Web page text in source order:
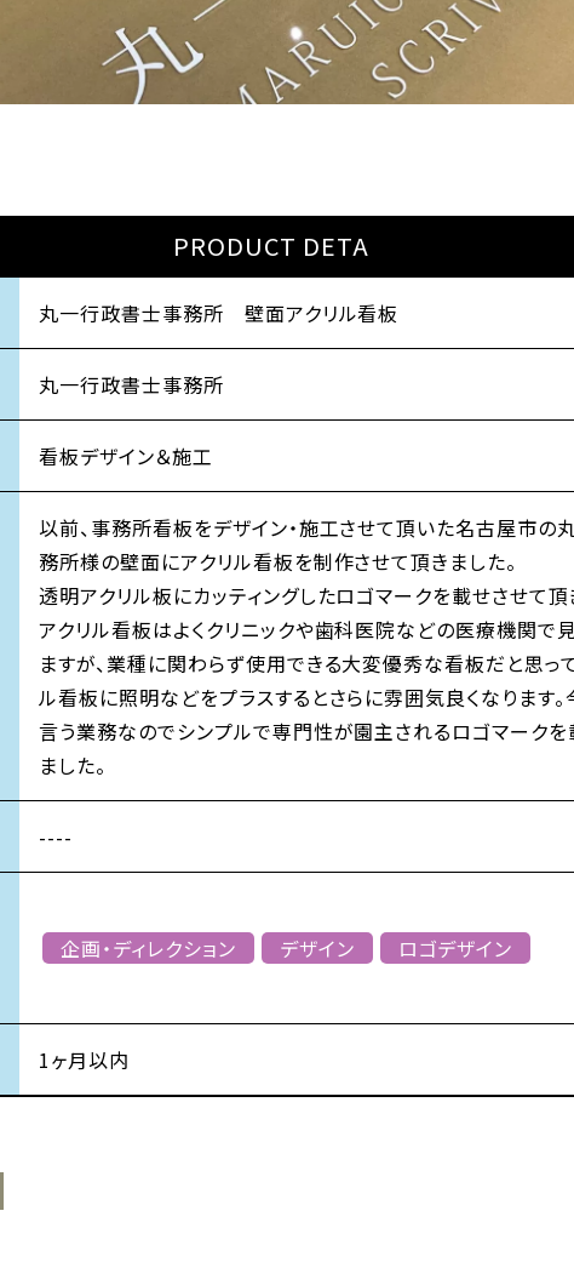
PRODUCT DETA
丸一行政書士事務所 壁面アクリル看板
丸一行政書士事務所
看板デザイン＆施工
以前、事務所看板をデザイン・施工させて頂いた名古屋市の
務所様の壁面にアクリル看板を制作させて頂きました。
透明アクリル板にカッティングしたロゴマークを載せさせて頂
アクリル看板はよくクリニックや歯科医院などの医療機関で
ますが、業種に関わらず使用できる大変優秀な看板だと思っ
ル看板に照明などをプラスするとさらに雰囲気良くなります
言う業務なのでシンプルで専門性が園主されるロゴマークを
ました。
----
企画・ディレクション デザイン ロゴデザイン
1ヶ月以内